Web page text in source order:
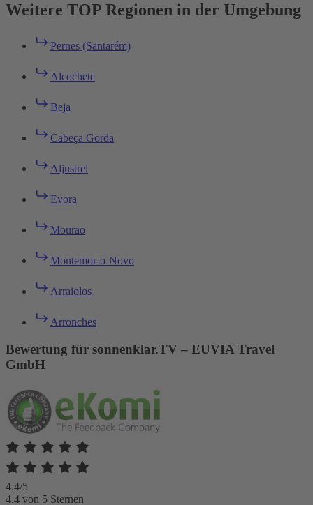
Weitere TOP Regionen in der Umgebung
Pernes (Santarém)
Alcochete
Beja
Cabeça Gorda
Aljustrel
Evora
Mourao
Montemor-o-Novo
Arraiolos
Arronches
Bewertung für sonnenklar.TV – EUVIA Travel
GmbH
4.4/5
4.4 von 5 Sternen